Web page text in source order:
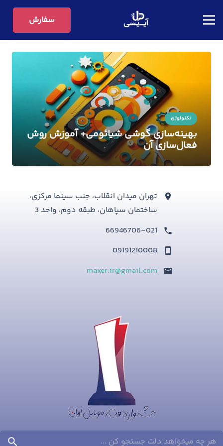
سفارش
تکنولوژی
بهینه‌سازی گوشی شیائومی+ آموزش روش
فعال‌سازی آن
تهران میدان انقلاب، جنب سینما مرکزی،
ساختمان سپاهان، طبقه دوم، واحد 3
66946706-021
09191210008
maxer.ir@gmail.com
search